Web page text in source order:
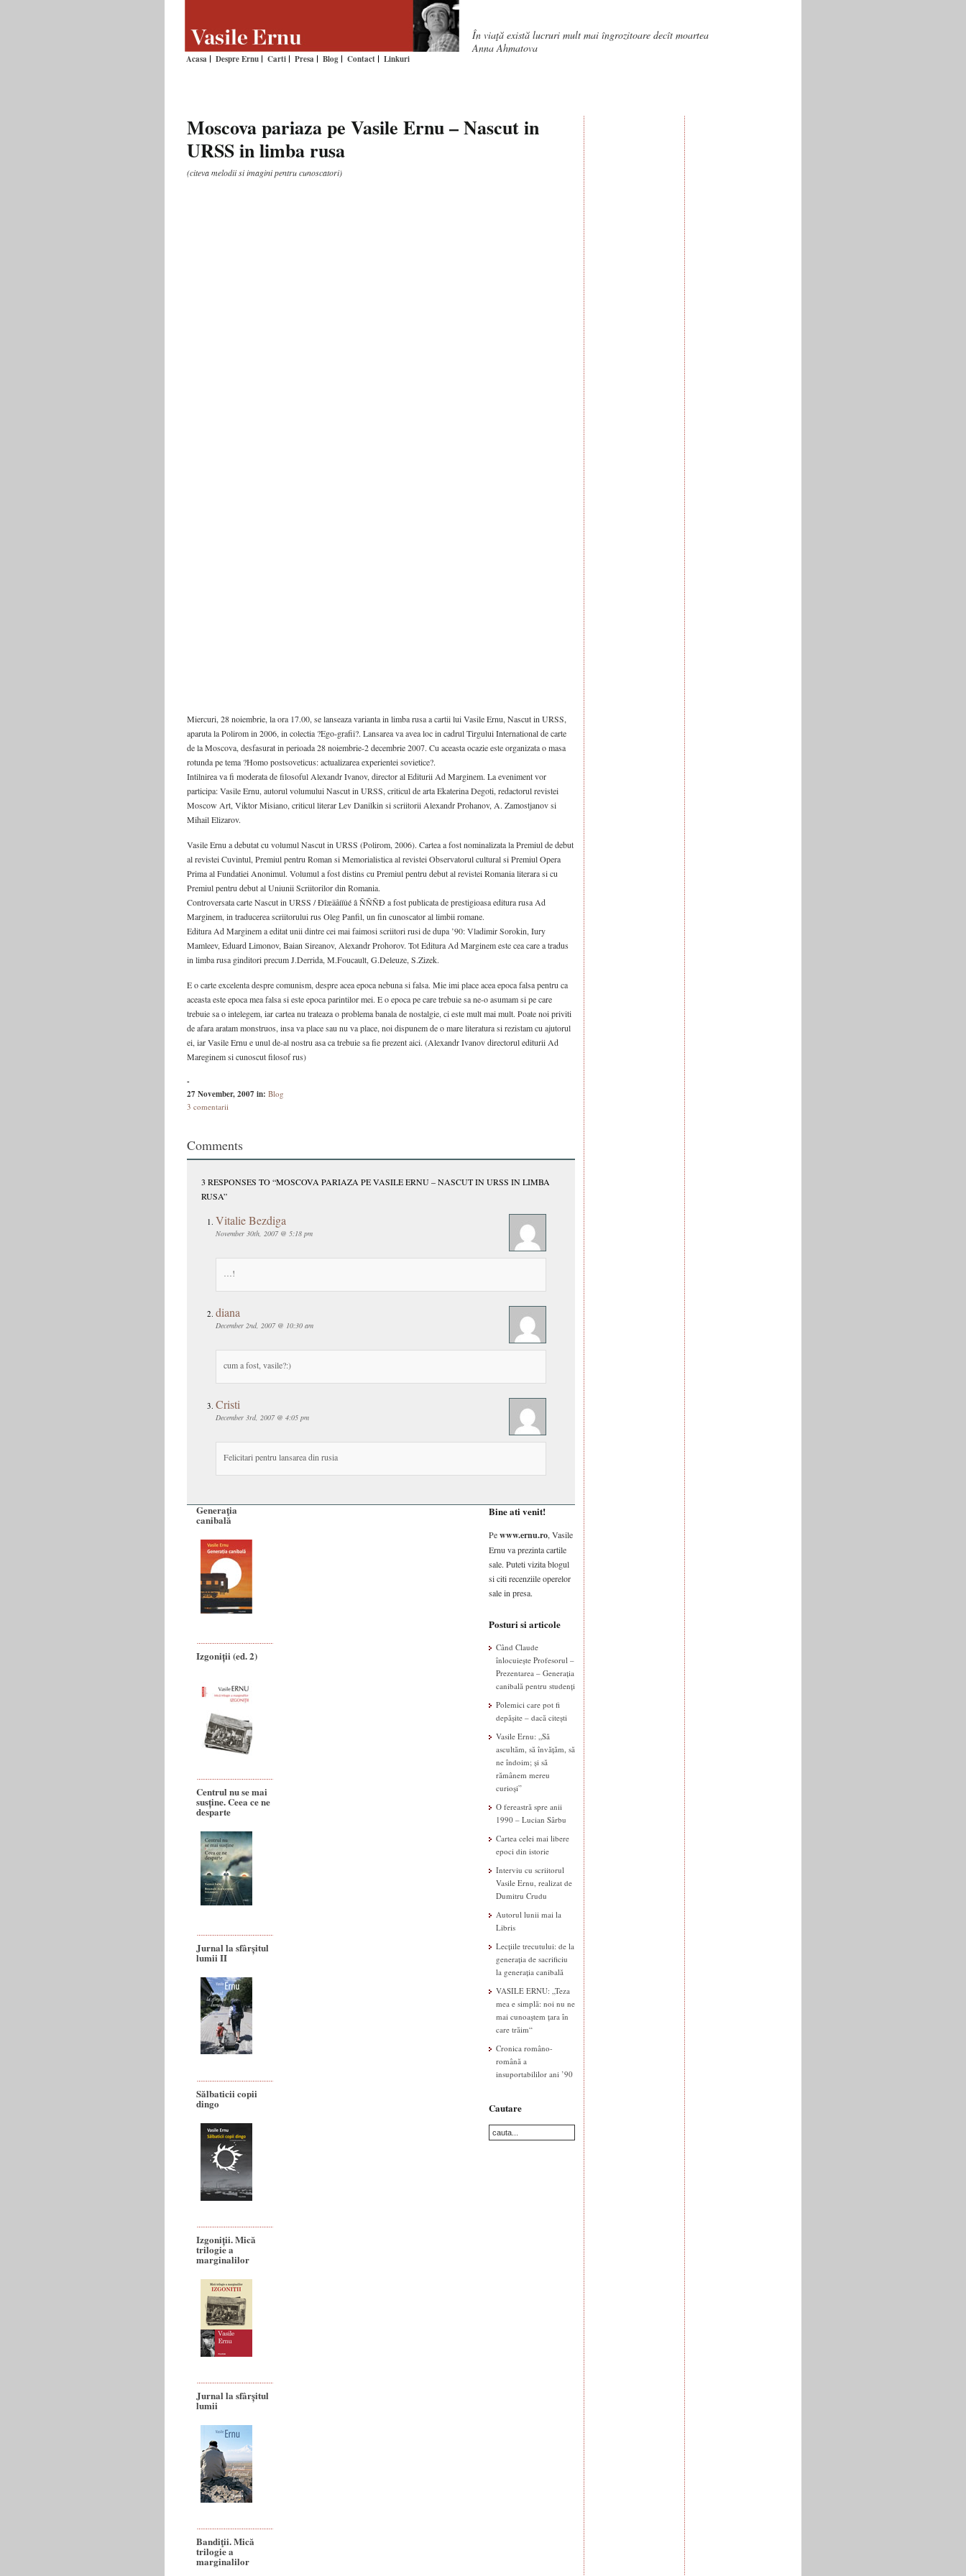
Acasa Despre Ernu Carti Presa Blog Contact Linkuri
În viaţă există lucruri mult mai îngrozitoare decît moartea
Anna Ahmatova
Moscova pariaza pe Vasile Ernu – Nascut in
URSS in limba rusa
(citeva melodii si imagini pentru cunoscatori)
Miercuri, 28 noiembrie, la ora 17.00, se lanseaza varianta in limba rusa a cartii lui Vasile Ernu, Nascut in URSS,
aparuta la Polirom in 2006, in colectia ?Ego-grafii?. Lansarea va avea loc in cadrul Tirgului International de carte
de la Moscova, desfasurat in perioada 28 noiembrie-2 decembrie 2007. Cu aceasta ocazie este organizata o masa
rotunda pe tema ?Homo postsoveticus: actualizarea experientei sovietice?.
Intilnirea va fi moderata de filosoful Alexandr Ivanov, director al Editurii Ad Marginem. La eveniment vor
participa: Vasile Ernu, autorul volumului Nascut in URSS, criticul de arta Ekaterina Degoti, redactorul revistei
Moscow Art, Viktor Misiano, criticul literar Lev Danilkin si scriitorii Alexandr Prohanov, A. Zamostjanov si
Mihail Elizarov.
Vasile Ernu a debutat cu volumul Nascut in URSS (Polirom, 2006). Cartea a fost nominalizata la Premiul de debut
al revistei Cuvintul, Premiul pentru Roman si Memorialistica al revistei Observatorul cultural si Premiul Opera
Prima al Fundatiei Anonimul. Volumul a fost distins cu Premiul pentru debut al revistei Romania literara si cu
Premiul pentru debut al Uniunii Scriitorilor din Romania.
Controversata carte Nascut in URSS / Ðîæäåííûé â ÑÑÑÐ a fost publicata de prestigioasa editura rusa Ad
Marginem, in traducerea scriitorului rus Oleg Panfil, un fin cunoscator al limbii romane.
Editura Ad Marginem a editat unii dintre cei mai faimosi scriitori rusi de dupa ’90: Vladimir Sorokin, Iury
Mamleev, Eduard Limonov, Baian Sireanov, Alexandr Prohorov. Tot Editura Ad Marginem este cea care a tradus
in limba rusa ginditori precum J.Derrida, M.Foucault, G.Deleuze, S.Zizek.
E o carte excelenta despre comunism, despre acea epoca nebuna si falsa. Mie imi place acea epoca falsa pentru ca
aceasta este epoca mea falsa si este epoca parintilor mei. E o epoca pe care trebuie sa ne-o asumam si pe care
trebuie sa o intelegem, iar cartea nu trateaza o problema banala de nostalgie, ci este mult mai mult. Poate noi priviti
de afara aratam monstruos, insa va place sau nu va place, noi dispunem de o mare literatura si rezistam cu ajutorul
ei, iar Vasile Ernu e unul de-al nostru asa ca trebuie sa fie prezent aici. (Alexandr Ivanov directorul editurii Ad
Mareginem si cunoscut filosof rus)
-
27 November, 2007 in: Blog
3 comentarii
Comments
3 RESPONSES TO “MOSCOVA PARIAZA PE VASILE ERNU – NASCUT IN URSS IN LIMBA
RUSA”
Vitalie Bezdiga
November 30th, 2007 @ 5:18 pm
…!
diana
December 2nd, 2007 @ 10:30 am
cum a fost, vasile?:)
Cristi
December 3rd, 2007 @ 4:05 pm
Felicitari pentru lansarea din rusia
Generaţia
canibală
Izgoniții (ed. 2)
Centrul nu se mai
susține. Ceea ce ne
desparte
Jurnal la sfârșitul
lumii II
Sălbaticii copii
dingo
Izgoniții. Mică
trilogie a
marginalilor
Jurnal la sfârșitul
lumii
Bandiţii. Mică
trilogie a
marginalilor
Bine ati venit!
Pewww.ernu.ro, Vasile
Ernu va prezinta cartile
sale. Puteti vizita blogul
si citi recenziile operelor
sale in presa.
Posturi si articole
Când Claude
înlocuiește Profesorul –
Prezentarea – Generația
canibală pentru studenți
Polemici care pot fi
depășite – dacă citești
Vasile Ernu: „Să
ascultăm, să învățăm, să
ne îndoim; și să
rămânem mereu
curioși”
O fereastră spre anii
1990 – Lucian Sârbu
Cartea celei mai libere
epoci din istorie
Interviu cu scriitorul
Vasile Ernu, realizat de
Dumitru Crudu
Autorul lunii mai la
Libris
Lecțiile trecutului: de la
generația de sacrificiu
la generația canibală
VASILE ERNU: „Teza
mea e simplă: noi nu ne
mai cunoaștem țara în
care trăim“
Cronica româno-
română a
insuportabililor ani ’90
Cautare